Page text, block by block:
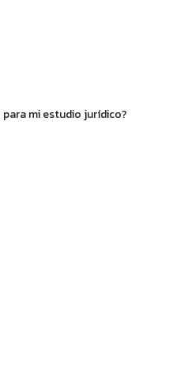
mi estudio jurídico?